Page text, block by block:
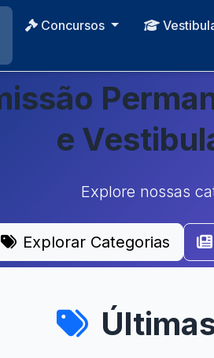
Concursos
e
Explore nossas
Explorar Categorias